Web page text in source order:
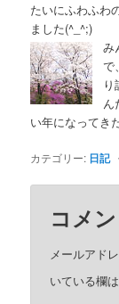
たいにふわふわ
ました(^_^;)
み
で
ん
い年になって
カテゴリー: 日記
コメ
メールアド
いている欄